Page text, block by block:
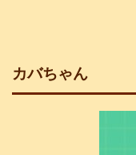
カバちゃん